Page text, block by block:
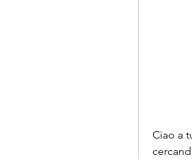
Ciao a